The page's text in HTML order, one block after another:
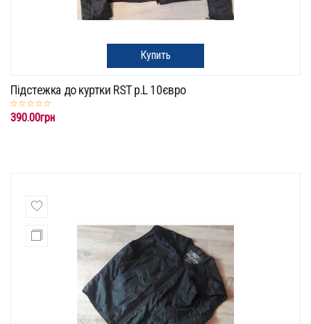
Купить
Підстежка до куртки RST p.L 10євро
390.00грн